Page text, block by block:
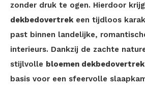
zonder druk te ogen. Hierdoor
dekbedovertrekeen tijdloos
past binnen landelijke,
interieurs. Dankzij de zachte
stijlvolle bloemen dekbedovertrek
basis voor een sfeervolle